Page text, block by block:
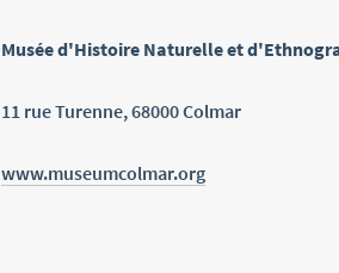
Musée d'Histoire Naturelle et
11 rue Turenne, 68000 Colmar
www.museumcolmar.org